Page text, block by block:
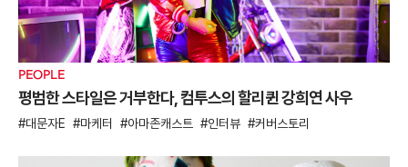
PEOPLE
평범한 스타일은 거부한다, 컴투스의 할리퀸 강희연 사우
대문자E 마케터 아마존캐스트 인터뷰 커버스토리